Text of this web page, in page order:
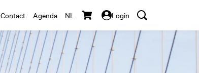
Contact Agenda NL Login